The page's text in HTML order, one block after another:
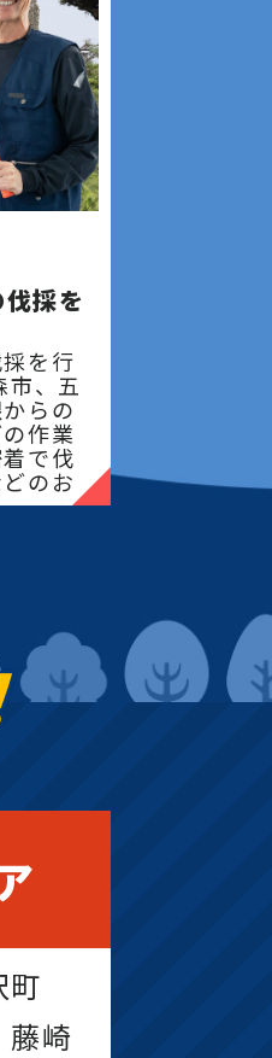
採を
を行
市、五
らの
作業
で伐
のお
町
崎